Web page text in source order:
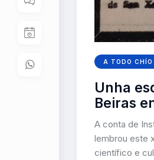
A TODO CHÍO
Unha
Beiras
A conta de
lembrou este
científico e